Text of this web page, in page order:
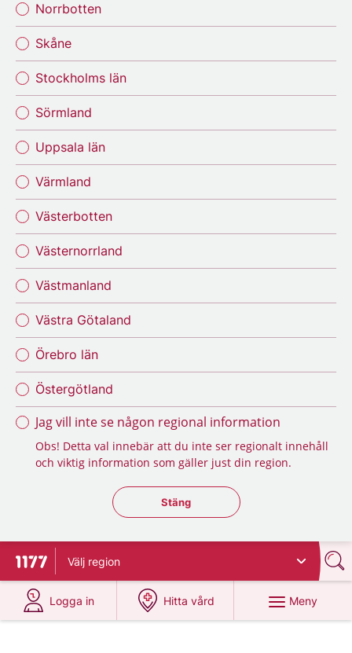
Norrbotten
Skåne
Stockholms län
Sörmland
Uppsala län
Värmland
Västerbotten
Västernorrland
Västmanland
Västra Götaland
Örebro län
Östergötland
Jag vill inte se någon regional information
Obs! Detta val innebär att du inte ser regionalt innehåll
och viktig information som gäller just din region.
Stäng regionsväljaren
Stäng
Till startsidan för 1177
Välj region
Logga in
på 1177.se
Hitta vård
på 1177.se
Meny